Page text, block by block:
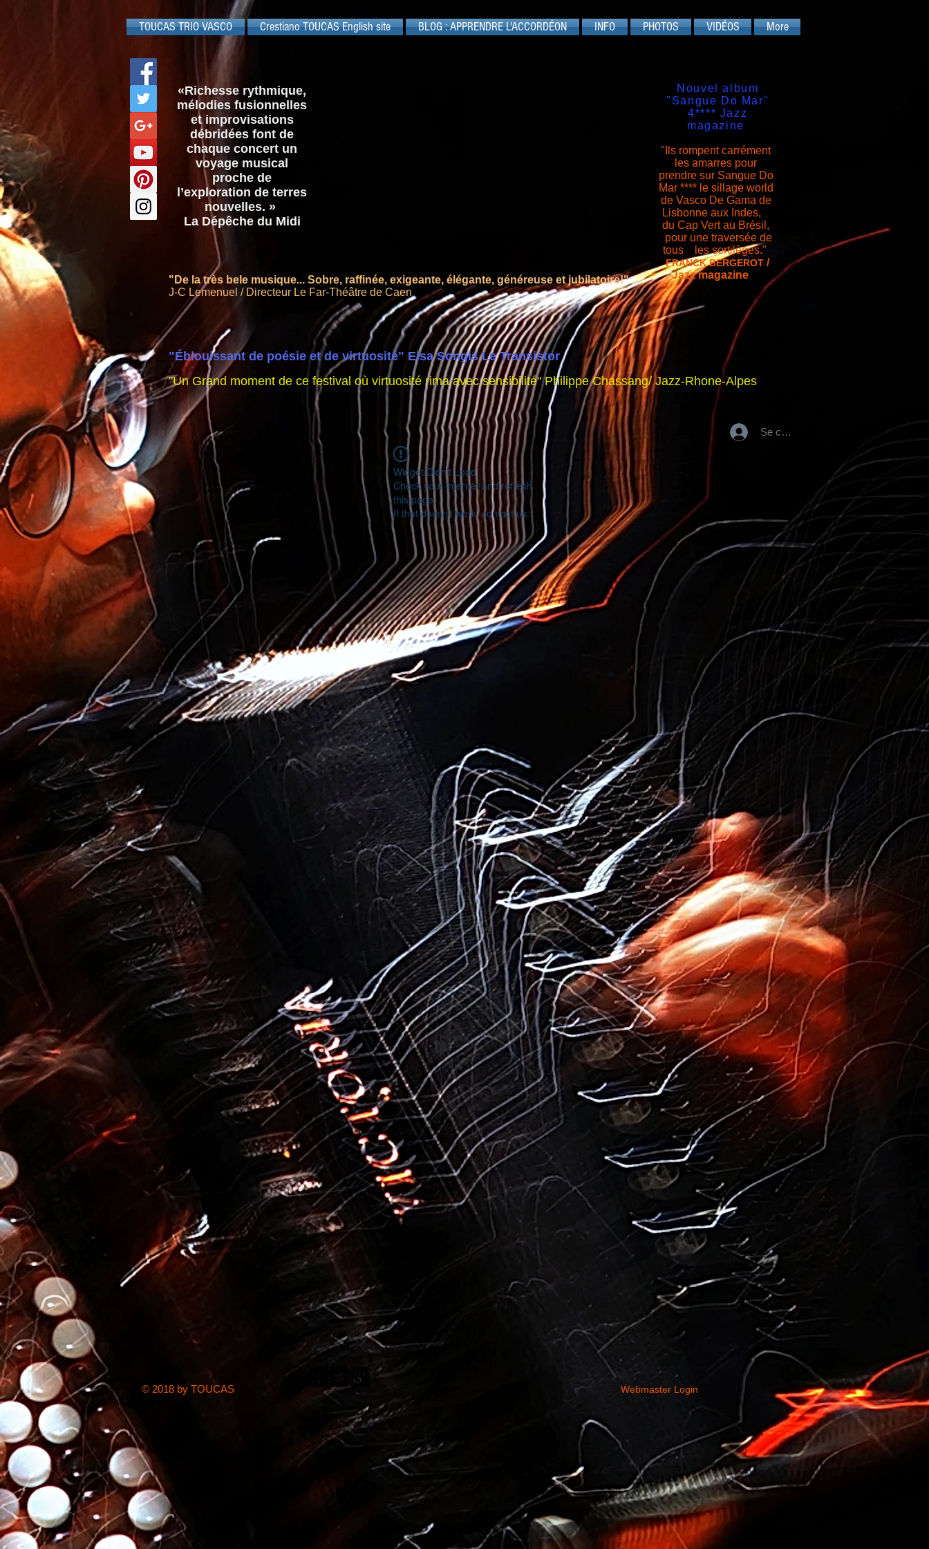
«Richesse rythmique,
mélodies fusionnelles
et improvisations
débridées font de
chaque concert un
voyage musical
proche de
l’exploration de terres
nouvelles. »
La Dépêche du Midi
"De la très bele musique... Sobre, raffinée, exigeante, élégante, généreuse et jubilatoire!"
J-C Lemenuel / Directeur Le Far-Théâtre de Caen
"Éblouissant de poésie et de virtuosité" Elsa Songis Le Transistor
Nouvel album
"Sangue Do Mar"
4**** Jazz
magazine
"Ils rompent carrément
les amarres pour
prendre sur Sangue Do
Mar **** le sillage world
de Vasco De Gama de
Lisbonne aux Indes,
du Cap Vert au Brésil,
pour une traversée de
tous les sortilèges."
FRANCK BERGEROT /
Jazz magazine
"Un Grand moment de ce festival où virtuosité rima avec sensibilité" Philippe Chassang/ Jazz-Rhone-Alpes
Se connecter
Widget Didn’t Load
Check your internet and refresh
this page.
If that doesn’t work, contact us.
TOUCAS TRIO VASCO Crestiano TOUCAS English site BLOG : APPRENDRE L'ACCORDÉON INFO PHOTOS VIDÉOS More
© 2018 by TOUCAS Webmaster Login